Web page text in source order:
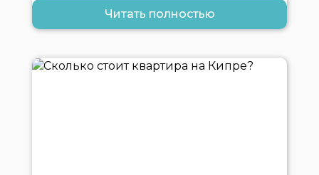
Читать полностью